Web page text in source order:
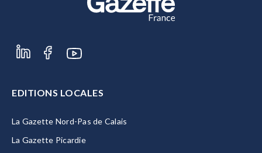
EDITIONS LOCALES
La Gazette Nord-Pas de Calais
La Gazette Picardie